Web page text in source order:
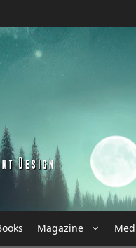
Magazine